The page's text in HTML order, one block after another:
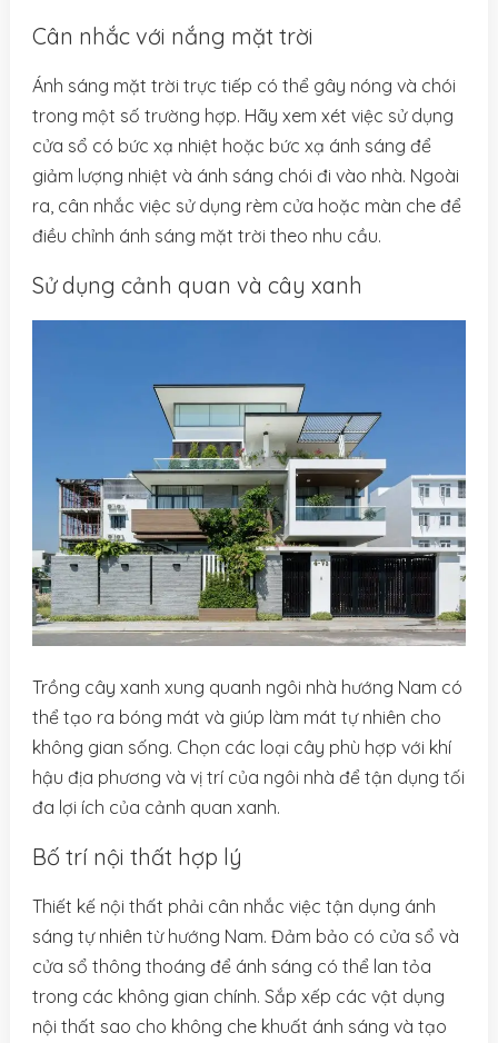
Cân nhắc với nắng mặt trời
Ánh sáng mặt trời trực tiếp có thể gây nóng và chói
trong một số trường hợp. Hãy xem xét việc sử dụng
cửa sổ có bức xạ nhiệt hoặc bức xạ ánh sáng để
giảm lượng nhiệt và ánh sáng chói đi vào nhà. Ngoài
ra, cân nhắc việc sử dụng rèm cửa hoặc màn che để
điều chỉnh ánh sáng mặt trời theo nhu cầu.
Sử dụng cảnh quan và cây xanh
Trồng cây xanh xung quanh ngôi nhà hướng Nam có
thể tạo ra bóng mát và giúp làm mát tự nhiên cho
không gian sống. Chọn các loại cây phù hợp với khí
hậu địa phương và vị trí của ngôi nhà để tận dụng tối
đa lợi ích của cảnh quan xanh.
Bố trí nội thất hợp lý
Thiết kế nội thất phải cân nhắc việc tận dụng ánh
sáng tự nhiên từ hướng Nam. Đảm bảo có cửa sổ và
cửa sổ thông thoáng để ánh sáng có thể lan tỏa
trong các không gian chính. Sắp xếp các vật dụng
nội thất sao cho không che khuất ánh sáng và tạo